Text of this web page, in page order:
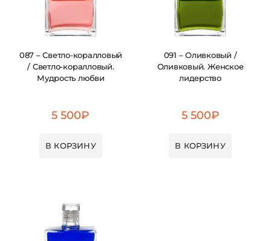
087 – Светло-коралловый
/ Светло-коралловый.
Мудрость любви
5 500₽
В КОРЗИНУ
091 – Оливковый /
Оливковый. Женское
лидерство
5 500₽
В КОРЗИНУ